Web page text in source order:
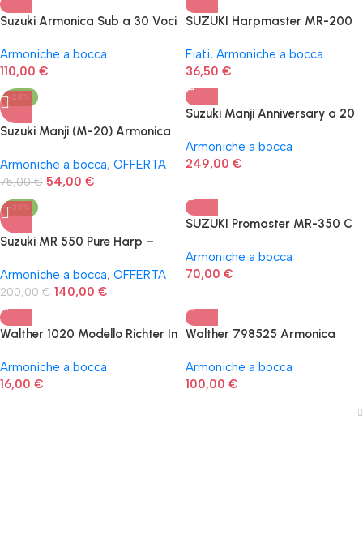
Suzuki Armonica Sub a 30 Voci
Armoniche a bocca
110,00 €
SUZUKI Harpmaster MR-200
Fiati, Armoniche a bocca
36,50 €
-28%
Suzuki Manji (M-20) Armonica
Armoniche a bocca, OFFERTA
75,00€ 54,00 €
Suzuki Manji Anniversary a 20
Armoniche a bocca
249,00 €
-30%
Suzuki MR 550 Pure Harp –
Armoniche a bocca, OFFERTA
200,00€ 140,00 €
SUZUKI Promaster MR-350 C
Armoniche a bocca
70,00 €
Walther 1020 Modello Richter In
Armoniche a bocca
16,00 €
Walther 798525 Armonica
Maggiore, 48 Voci
Armoniche a bocca
100,00 €